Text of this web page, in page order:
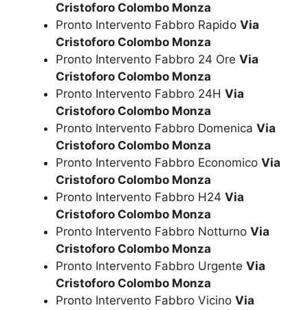
Cristoforo Colombo Monza
Pronto Intervento Fabbro Rapido Via
Cristoforo Colombo Monza
Pronto Intervento Fabbro 24 Ore Via
Cristoforo Colombo Monza
Pronto Intervento Fabbro 24H Via
Cristoforo Colombo Monza
Pronto Intervento Fabbro Domenica Via
Cristoforo Colombo Monza
Pronto Intervento Fabbro Economico Via
Cristoforo Colombo Monza
Pronto Intervento Fabbro H24 Via
Cristoforo Colombo Monza
Pronto Intervento Fabbro Notturno Via
Cristoforo Colombo Monza
Pronto Intervento Fabbro Urgente Via
Cristoforo Colombo Monza
Pronto Intervento Fabbro Vicino Via